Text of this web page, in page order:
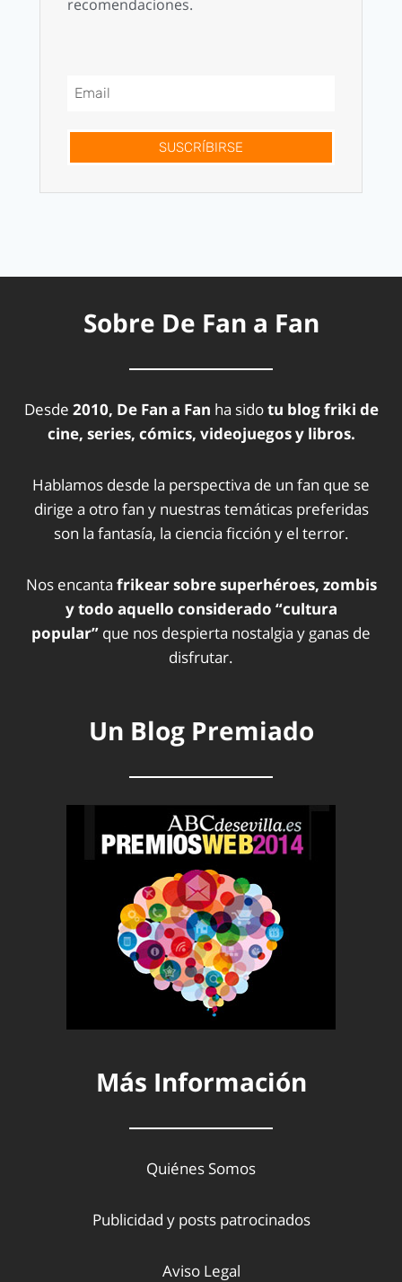
recomendaciones.
SUSCRÍBIRSE
Sobre De Fan a Fan
Desde 2010, De Fan a Fan ha sidotu blog friki de
cine, series, cómics, videojuegos y libros.
Hablamos desde la perspectiva de un fan que se
dirige a otro fan y nuestras temáticas preferidas
son la fantasía, la ciencia ficción y el terror.
Nos encanta frikear sobre superhéroes, zombis
y todo aquello considerado “cultura
popular” que nos despierta nostalgia y ganas de
disfrutar.
Un Blog Premiado
Más Información
Quiénes Somos
Publicidad y posts patrocinados
Aviso Legal